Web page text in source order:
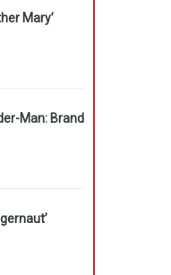
Mary’
Man: Brand